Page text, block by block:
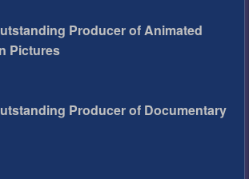
Producer of Animated
Pictures
Producer of Documentary